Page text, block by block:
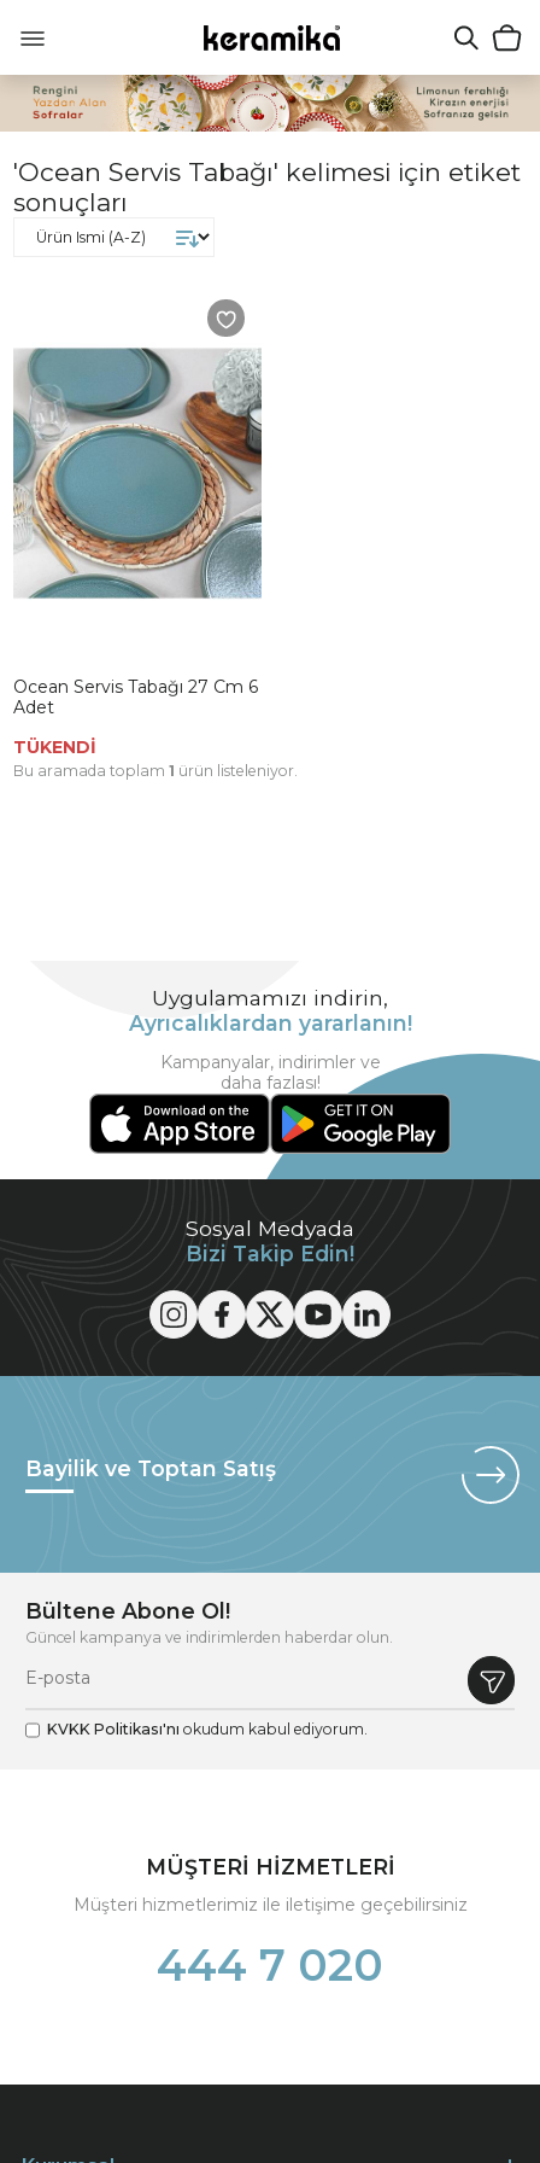
'Ocean Servis Tabağı' kelimesi için etiket
sonuçları
Ocean Servis Tabağı 27 Cm 6
Adet
TÜKENDİ
Bu aramada toplam 1 ürün listeleniyor.
Sosyal Medyada
Bizi Takip Edin!
Uygulamamızı indirin,
Ayrıcalıklardan yararlanın!
Kampanyalar, indirimler ve
daha fazlası!
Bayilik ve Toptan Satış
Bültene Abone Ol!
Güncel kampanya ve indirimlerden haberdar olun.
KVKK Politikası'nı okudum kabul ediyorum.
MÜŞTERİ HİZMETLERİ
Müşteri hizmetlerimiz ile iletişime geçebilirsiniz
444 7 020